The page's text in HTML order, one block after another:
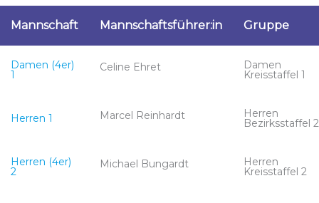
Mannschaft Mannschaftsführer:in Gruppe
Damen (4er)
1
Celine Ehret Damen
Kreisstaffel 1
Herren 1 Marcel Reinhardt Herren
Bezirksstaffel 2
Herren (4er)
2
Michael Bungardt Herren
Kreisstaffel 2